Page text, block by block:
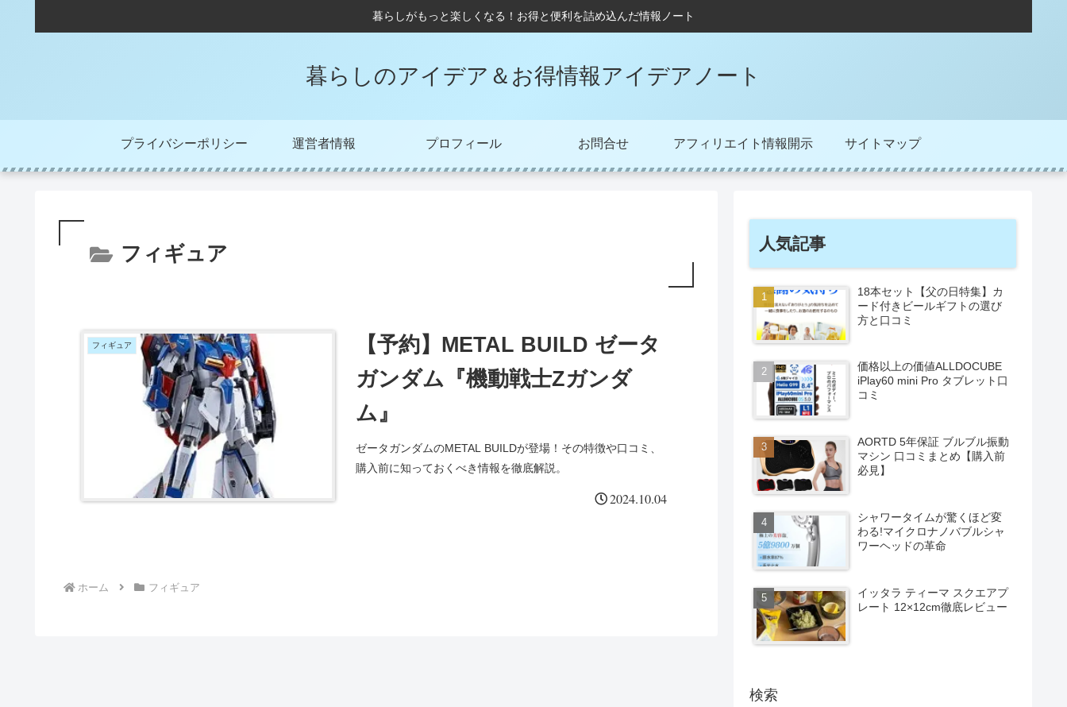
暮らしがもっと楽しくなる！お得と便利を詰め込んだ情報ノート
暮らしのアイデア＆お得情報アイデアノート
プライバシーポリシー 運営者情報 プロフィール お問合せ アフィリエイト情報開示 サイトマップ
フィギュア
フィギュア
【予約】METAL BUILD ゼータ
ガンダム『機動戦士Zガンダ
ム』
ゼータガンダムのMETAL BUILDが登場！その特徴や口コミ、
購入前に知っておくべき情報を徹底解説。
2024.10.04
ホーム フィギュア
人気記事
18本セット【父の日特集】カ
ード付きビールギフトの選び
方と口コミ
価格以上の価値ALLDOCUBE
iPlay60 mini Pro タブレット口
コミ
AORTD 5年保証 ブルブル振動
マシン 口コミまとめ【購入前
必見】
シャワータイムが驚くほど変
わる!マイクロナノバブルシャ
ワーヘッドの革命
イッタラ ティーマ スクエアプ
レート 12×12cm徹底レビュー
検索